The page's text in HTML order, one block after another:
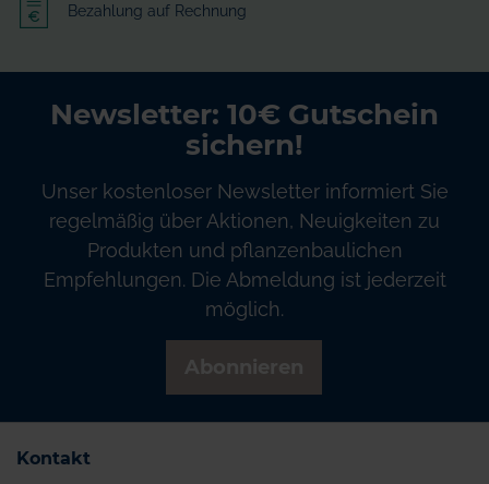
Bezahlung auf Rechnung
Newsletter: 10€ Gutschein
sichern!
Unser kostenloser Newsletter informiert Sie
regelmäßig über Aktionen, Neuigkeiten zu
Produkten und pflanzenbaulichen
Empfehlungen. Die Abmeldung ist jederzeit
möglich.
Kontakt